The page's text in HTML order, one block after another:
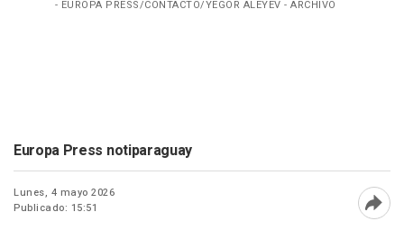
- EUROPA PRESS/CONTACTO/YEGOR ALEYEV - ARCHIVO
Europa Press notiparaguay
Lunes, 4 mayo 2026
Publicado: 15:51